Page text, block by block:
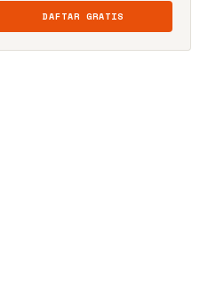
DAFTAR GRATIS